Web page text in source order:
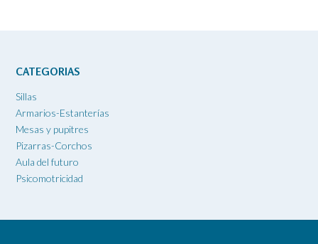
CATEGORIAS
Sillas
Armarios-Estanterías
Mesas y pupitres
Pizarras-Corchos
Aula del futuro
Psicomotricidad